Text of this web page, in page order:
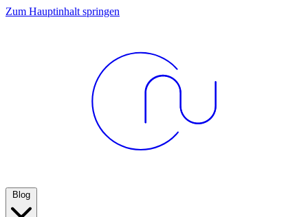
Zum Hauptinhalt springen
Blog